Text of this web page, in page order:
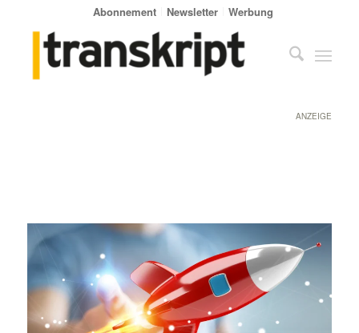
Abonnement Newsletter Werbung
ANZEIGE